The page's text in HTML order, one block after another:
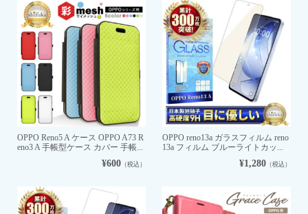
OPPO Reno5 A ケース OPPO A73 R
eno3 A 手帳型ケース カバー 手帳...
¥600（税込）
OPPO reno13a ガラスフィルム reno
13a フィルム ブルーライトカッ...
¥1,280 （税込）